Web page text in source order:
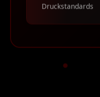
Druckstandards